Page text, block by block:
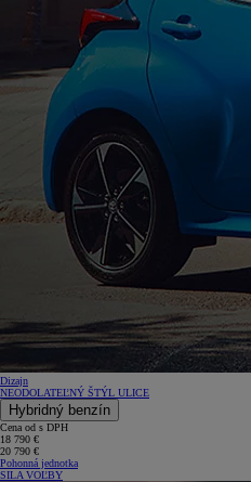
Dizajn
NEODOLATEĽNÝ ŠTÝL ULICE
Hybridný benzín
Cena od s DPH
18 790 €
20 790 €
Pohonná jednotka
SILA VOĽBY